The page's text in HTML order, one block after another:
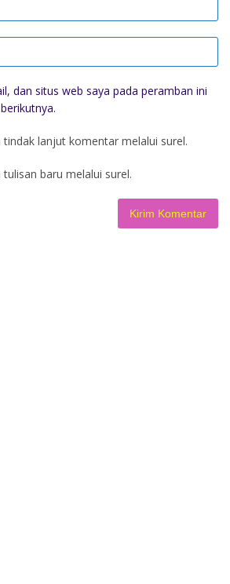
dan situs web saya pada peramban ini
tindak lanjut komentar melalui surel.
baru melalui surel.